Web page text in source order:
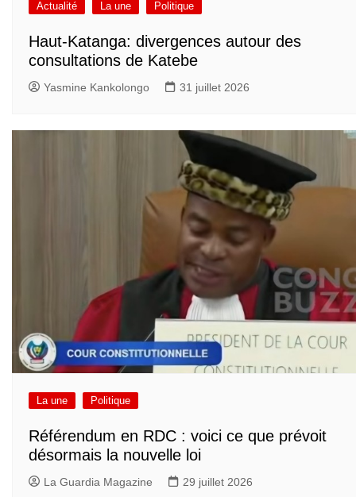
Actualité La une Politique
Haut-Katanga: divergences autour des
consultations de Katebe
Yasmine Kankolongo 31 juillet 2026
La une Politique
Référendum en RDC : voici ce que prévoit
désormais la nouvelle loi
La Guardia Magazine 29 juillet 2026